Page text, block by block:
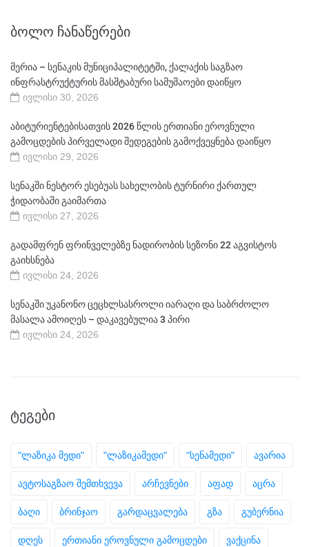
ᲑᲝᲚᲝ ᲩᲐᲜᲐᲬᲔᲠᲔᲑᲘ
მერია – სენაკის მუნიციპალიტეტში, ქალაქის საგზაო
ინფრასტრუქტურის მასშტაბური სამუშაოები დაიწყო
ივლისი 30, 2026
აბიტურიენტებისათვის 2026 წლის ერთიანი ეროვნული
გამოცდების პირველადი შედეგების გამოქვეყნება დაიწყო
ივლისი 29, 2026
სენაკში ნესტორ ესებუას სახელობის ტურნირი ქართულ
ჭიდაობაში გაიმართა
ივლისი 27, 2026
გადამფრენ ფრინველებზე ნადირობის სეზონი 22 აგვისტოს
გაიხსნება
ივლისი 24, 2026
სენაკში უკანონო ცეცხლსასროლი იარაღი და საბრძოლო
მასალა ამოიღეს – დაკავებულია 3 პირი
ივლისი 24, 2026
ᲢᲔᲒᲔᲑᲘ
"ლაზიკა მედი" "ლაზიკამედი" "სენამედი" ავარია
ავტოსაგზაო შემთხვევა არჩევნები აფად აცრა
ბაღი ბრინჯაო გარდაცვალება გზა გუბერნია
დღეს ერთიანი ეროვნული გამოცდები ვაქცინა